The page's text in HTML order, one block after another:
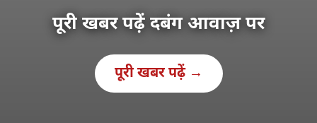
पूरी खबर पढ़ें दबंग आवाज़ पर
पूरी खबर पढ़ें →